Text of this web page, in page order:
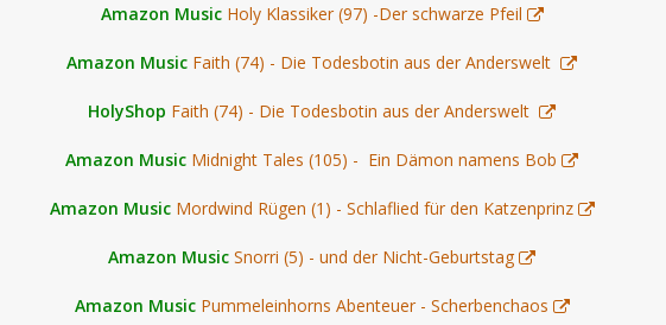
Amazon Music Holy Klassiker (97) -Der schwarze Pfeil
Amazon Music Faith (74) - Die Todesbotin aus der Anderswelt
HolyShop Faith (74) - Die Todesbotin aus der Anderswelt
Amazon Music Midnight Tales (105) - Ein Dämon namens Bob
Amazon Music Mordwind Rügen (1) - Schlaflied für den Katzenprinz
Amazon Music Snorri (5) - und der Nicht-Geburtstag
Amazon Music Pummeleinhorns Abenteuer - Scherbenchaos